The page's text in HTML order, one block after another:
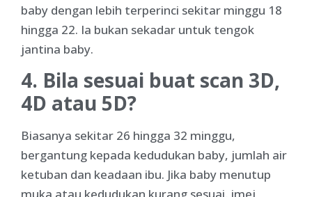
baby dengan lebih terperinci sekitar minggu 18
hingga 22. Ia bukan sekadar untuk tengok
jantina baby.
4. Bila sesuai buat scan 3D,
4D atau 5D?
Biasanya sekitar 26 hingga 32 minggu,
bergantung kepada kedudukan baby, jumlah air
ketuban dan keadaan ibu. Jika baby menutup